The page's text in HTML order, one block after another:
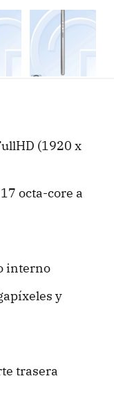
(1920 x
octa-core a
interno
y
trasera